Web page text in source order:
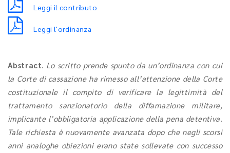
Leggi il contributo
Leggi l'ordinanza
Abstract. Lo scritto prende spunto da un’ordinanza con cui
la Corte di cassazione ha rimesso all’attenzione della Corte
costituzionale il compito di verificare la legittimità del
trattamento sanzionatorio della diffamazione militare,
implicante l’obbligatoria applicazione della pena detentiva.
Tale richiesta è nuovamente avanzata dopo che negli scorsi
anni analoghe obiezioni erano state sollevate con successo